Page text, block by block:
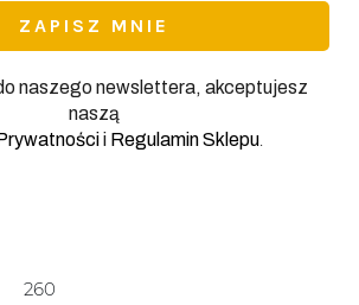
naszego newslettera, akceptujesz
naszą
i Regulamin Sklepu
260